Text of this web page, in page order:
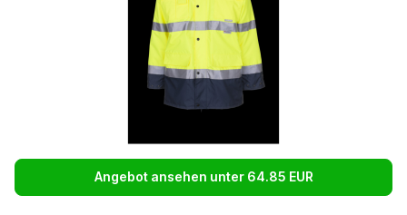
Angebot ansehen unter 64.85 EUR